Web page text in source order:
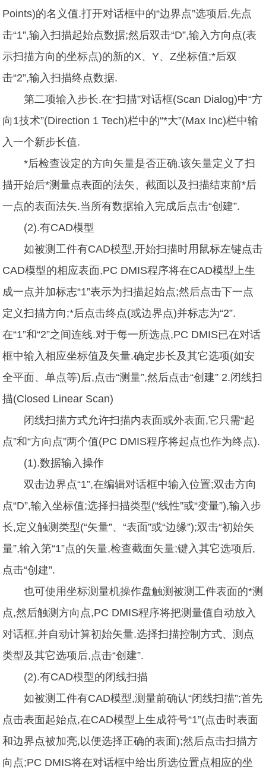
Points)的名义值.打开对话框中的“边界点”选项后,先点
击“1”,输入扫描起始点数据;然后双击“D”,输入方向点(表
示扫描方向的坐标点)的新的X、Y、Z坐标值;*后双
击“2”,输入扫描终点数据.
第二项输入步长.在“扫描”对话框(Scan Dialog)中“方
向1技术”(Direction 1 Tech)栏中的“*大”(Max Inc)栏中输
入一个新步长值.
*后检查设定的方向矢量是否正确,该矢量定义了扫
描开始后*测量点表面的法矢、截面以及扫描结束前*后
一点的表面法矢.当所有数据输入完成后点击“创建”.
(2).有CAD模型
如被测工件有CAD模型,开始扫描时用鼠标左键点击
CAD模型的相应表面,PC DMIS程序将在CAD模型上生
成一点并加标志“1”表示为扫描起始点;然后点击下一点
定义扫描方向;*后点击终点(或边界点)并标志为“2”.
在“1”和“2”之间连线.对于每一所选点,PC DMIS已在对话
框中输入相应坐标值及矢量.确定步长及其它选项(如安
全平面、单点等)后,点击“测量”,然后点击“创建” 2.闭线扫
描(Closed Linear Scan)
闭线扫描方式允许扫描内表面或外表面,它只需“起
点”和“方向点”两个值(PC DMIS程序将起点也作为终点).
(1).数据输入操作
双击边界点“1”,在编辑对话框中输入位置;双击方向
点“D”,输入坐标值;选择扫描类型(“线性”或“变量”),输入步
长,定义触测类型(“矢量”、“表面”或“边缘”);双击“初始矢
量”,输入第“1”点的矢量,检查截面矢量;键入其它选项后,
点击“创建”.
也可使用坐标测量机操作盘触测被测工件表面的*测
点,然后触测方向点,PC DMIS程序将把测量值自动放入
对话框,并自动计算初始矢量.选择扫描控制方式、测点
类型及其它选项后,点击“创建”.
(2).有CAD模型的闭线扫描
如被测工件有CAD模型,测量前确认“闭线扫描”;首先
点击表面起始点,在CAD模型上生成符号“1”(点击时表面
和边界点被加亮,以便选择正确的表面);然后点击扫描方
向点;PC DMIS将在对话框中给出所选位置点相应的坐